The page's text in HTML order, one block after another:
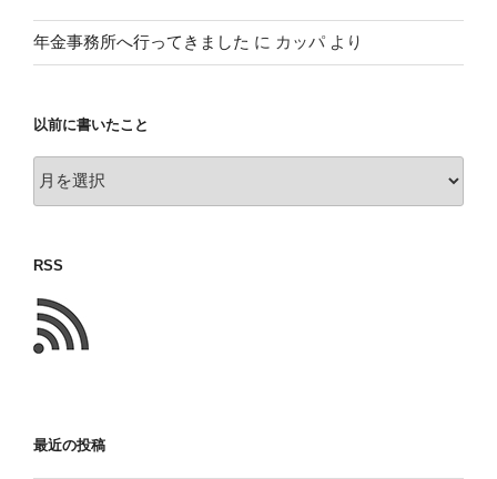
年金事務所へ行ってきました に カッパより
以前に書いたこと
前
い
た
こ
と
RSS
最近の投稿